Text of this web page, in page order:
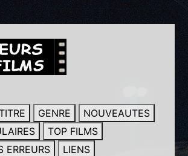
GENRE
NOUVEAUTES
TOP FILMS
ERREURS
LIENS